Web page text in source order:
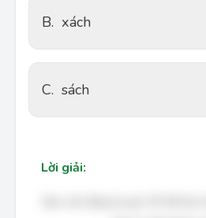
B. xách
C. sách
Lời giải: